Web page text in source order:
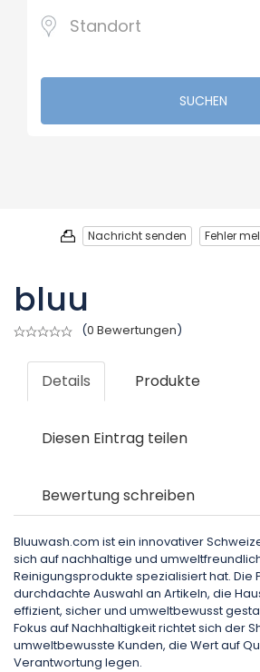
SUCHEN
Fehler
Nachricht senden
bluu
(0 Bewertungen)
Details Produkte
Diesen Eintrag teilen
Bewertung schreiben
Bluuwash.com ist ein innovativer
sich auf nachhaltige und
Reinigungsprodukte spezialisiert hat. Die
durchdachte Auswahl an Artikeln, die
effizient, sicher und umweltbewusst
Fokus auf Nachhaltigkeit richtet sich der
umweltbewusste Kunden, die Wert auf
Verantwortung legen.